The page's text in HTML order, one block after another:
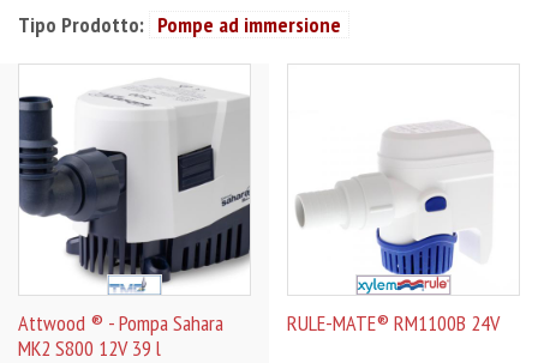
Tipo Prodotto: Pompe ad immersione
Attwood ® - Pompa Sahara
MK2 S800 12V 39 l
RULE-MATE® RM1100B 24V